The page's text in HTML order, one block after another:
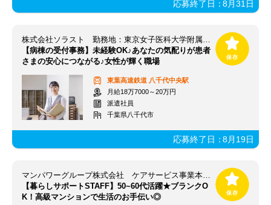
応募終了日：8月31日
株式会社ソラスト 勤務地：東京女子医科大学附属八千代医療センター/1210411736-018
【病棟の受付事務】未経験OK♪あなたの気配りが患者
さまの安心につながる♪女性が輝く職場
東葉高速鉄道 八千代中央駅
月給18万7000～20万円
派遣社員
千葉県八千代市
応募終了日：8月19日
マンパワーグループ株式会社 ケアサービス事業本部 千葉支店/903109S
【暮らしサポートSTAFF】50~60代活躍★ブランクO
K！高級マンションで生活のお手伝い◎